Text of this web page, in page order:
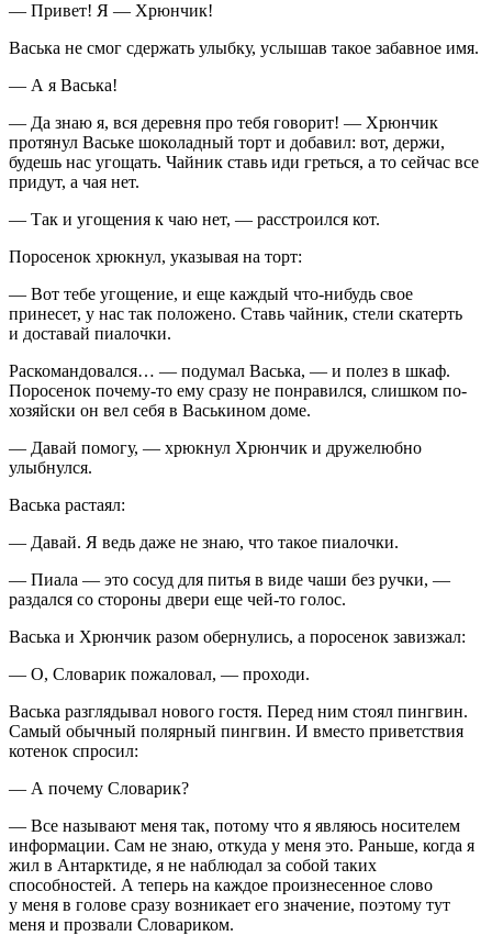
— Привет! Я — Хрюнчик!
Васька не смог сдержать улыбку, услышав такое забавное имя.
— А я Васька!
— Да знаю я, вся деревня про тебя говорит! — Хрюнчик
протянул Ваське шоколадный торт и добавил: вот, держи,
будешь нас угощать. Чайник ставь иди греться, а то сейчас все
придут, а чая нет.
— Так и угощения к чаю нет, — расстроился кот.
Поросенок хрюкнул, указывая на торт:
— Вот тебе угощение, и еще каждый что-нибудь свое
принесет, у нас так положено. Ставь чайник, стели скатерть
и доставай пиалочки.
Раскомандовался… — подумал Васька, — и полез в шкаф.
Поросенок почему-то ему сразу не понравился, слишком по-
хозяйски он вел себя в Васькином доме.
— Давай помогу, — хрюкнул Хрюнчик и дружелюбно
улыбнулся.
Васька растаял:
— Давай. Я ведь даже не знаю, что такое пиалочки.
— Пиала — это сосуд для питья в виде чаши без ручки, —
раздался со стороны двери еще чей-то голос.
Васька и Хрюнчик разом обернулись, а поросенок завизжал:
— О, Словарик пожаловал, — проходи.
Васька разглядывал нового гостя. Перед ним стоял пингвин.
Самый обычный полярный пингвин. И вместо приветствия
котенок спросил:
— А почему Словарик?
— Все называют меня так, потому что я являюсь носителем
информации. Сам не знаю, откуда у меня это. Раньше, когда я
жил в Антарктиде, я не наблюдал за собой таких
способностей. А теперь на каждое произнесенное слово
у меня в голове сразу возникает его значение, поэтому тут
меня и прозвали Словариком.